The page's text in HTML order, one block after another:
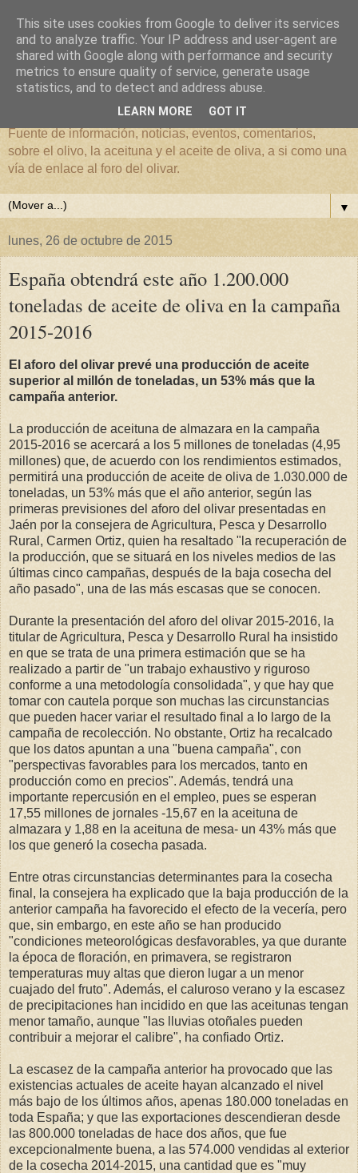
El mundo del Olivar
Fuente de información, noticias, eventos, comentarios,
sobre el olivo, la aceituna y el aceite de oliva, a si como una
vía de enlace al foro del olivar.
▼
lunes, 26 de octubre de 2015
España obtendrá este año 1.200.000
toneladas de aceite de oliva en la campaña
2015-2016
El aforo del olivar prevé una producción de aceite
superior al millón de toneladas, un 53% más que la
campaña anterior.
La producción de aceituna de almazara en la campaña
2015-2016 se acercará a los 5 millones de toneladas (4,95
millones) que, de acuerdo con los rendimientos estimados,
permitirá una producción de aceite de oliva de 1.030.000 de
toneladas, un 53% más que el año anterior, según las
primeras previsiones del aforo del olivar presentadas en
Jaén por la consejera de Agricultura, Pesca y Desarrollo
Rural, Carmen Ortiz, quien ha resaltado "la recuperación de
la producción, que se situará en los niveles medios de las
últimas cinco campañas, después de la baja cosecha del
año pasado", una de las más escasas que se conocen.
Durante la presentación del aforo del olivar 2015-2016, la
titular de Agricultura, Pesca y Desarrollo Rural ha insistido
en que se trata de una primera estimación que se ha
realizado a partir de "un trabajo exhaustivo y riguroso
conforme a una metodología consolidada", y que hay que
tomar con cautela porque son muchas las circunstancias
que pueden hacer variar el resultado final a lo largo de la
campaña de recolección. No obstante, Ortiz ha recalcado
que los datos apuntan a una "buena campaña", con
"perspectivas favorables para los mercados, tanto en
producción como en precios". Además, tendrá una
importante repercusión en el empleo, pues se esperan
17,55 millones de jornales -15,67 en la aceituna de
almazara y 1,88 en la aceituna de mesa- un 43% más que
los que generó la cosecha pasada.
Entre otras circunstancias determinantes para la cosecha
final, la consejera ha explicado que la baja producción de la
anterior campaña ha favorecido el efecto de la vecería, pero
que, sin embargo, en este año se han producido
"condiciones meteorológicas desfavorables, ya que durante
la época de floración, en primavera, se registraron
temperaturas muy altas que dieron lugar a un menor
cuajado del fruto". Además, el caluroso verano y la escasez
de precipitaciones han incidido en que las aceitunas tengan
menor tamaño, aunque "las lluvias otoñales pueden
contribuir a mejorar el calibre", ha confiado Ortiz.
La escasez de la campaña anterior ha provocado que las
existencias actuales de aceite hayan alcanzado el nivel
más bajo de los últimos años, apenas 180.000 toneladas en
toda España; y que las exportaciones descendieran desde
las 800.000 toneladas de hace dos años, que fue
excepcionalmente buena, a las 574.000 vendidas al exterior
de la cosecha 2014-2015, una cantidad que es "muy
This site uses cookies from Google to deliver its services
and to analyze traffic. Your IP address and user-agent are
shared with Google along with performance and security
metrics to ensure quality of service, generate usage
statistics, and to detect and address abuse.
LEARN MORE GOT IT